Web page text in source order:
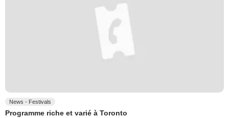
News - Festivals
Programme riche et varié à Toronto